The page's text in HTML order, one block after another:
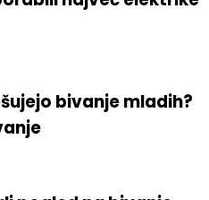
največ elektrike
bivanje mladih?